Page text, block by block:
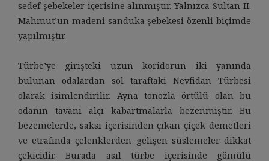
sedef şebekeler içerisine alınmıştır. Yalnızca Sultan II.
Mahmut’un madeni sanduka şebekesi özenli biçimde
yapılmıştır.
Türbe’ye girişteki uzun koridorun iki yanında
bulunan odalardan sol taraftaki Nevfidan Türbesi
olarak isimlendirilir. Ayna tonozla örtülü olan bu
odanın tavanı alçı kabartmalarla bezenmiştir. Bu
bezemelerde, saksı içerisinden çıkan çiçek demetleri
ve etrafında çelenklerden gelişen süslemeler dikkat
çekicidir. Burada asıl türbe içerisinde gömülü